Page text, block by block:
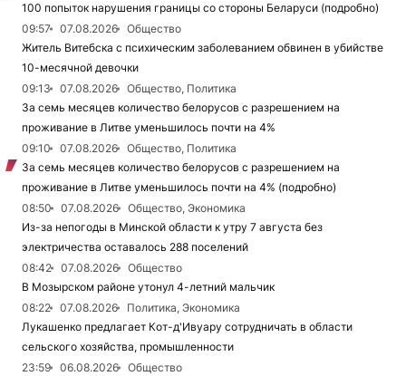
100 попыток нарушения границы со стороны Беларуси (подробно)
09:57
07.08.2026
Общество
Житель Витебска с психическим заболеванием обвинен в убийстве
10-месячной девочки
09:13
07.08.2026
Общество, Политика
За семь месяцев количество белорусов с разрешением на
проживание в Литве уменьшилось почти на 4%
09:10
07.08.2026
Общество, Политика
За семь месяцев количество белорусов с разрешением на
проживание в Литве уменьшилось почти на 4% (подробно)
08:50
07.08.2026
Общество, Экономика
Из-за непогоды в Минской области к утру 7 августа без
электричества оставалось 288 поселений
08:42
07.08.2026
Общество
В Мозырском районе утонул 4-летний мальчик
08:22
07.08.2026
Политика, Экономика
Лукашенко предлагает Кот-д'Ивуару сотрудничать в области
сельского хозяйства, промышленности
23:59
06.08.2026
Общество